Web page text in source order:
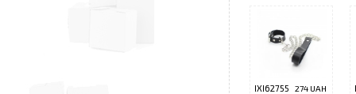
IXI62755 274 UAH